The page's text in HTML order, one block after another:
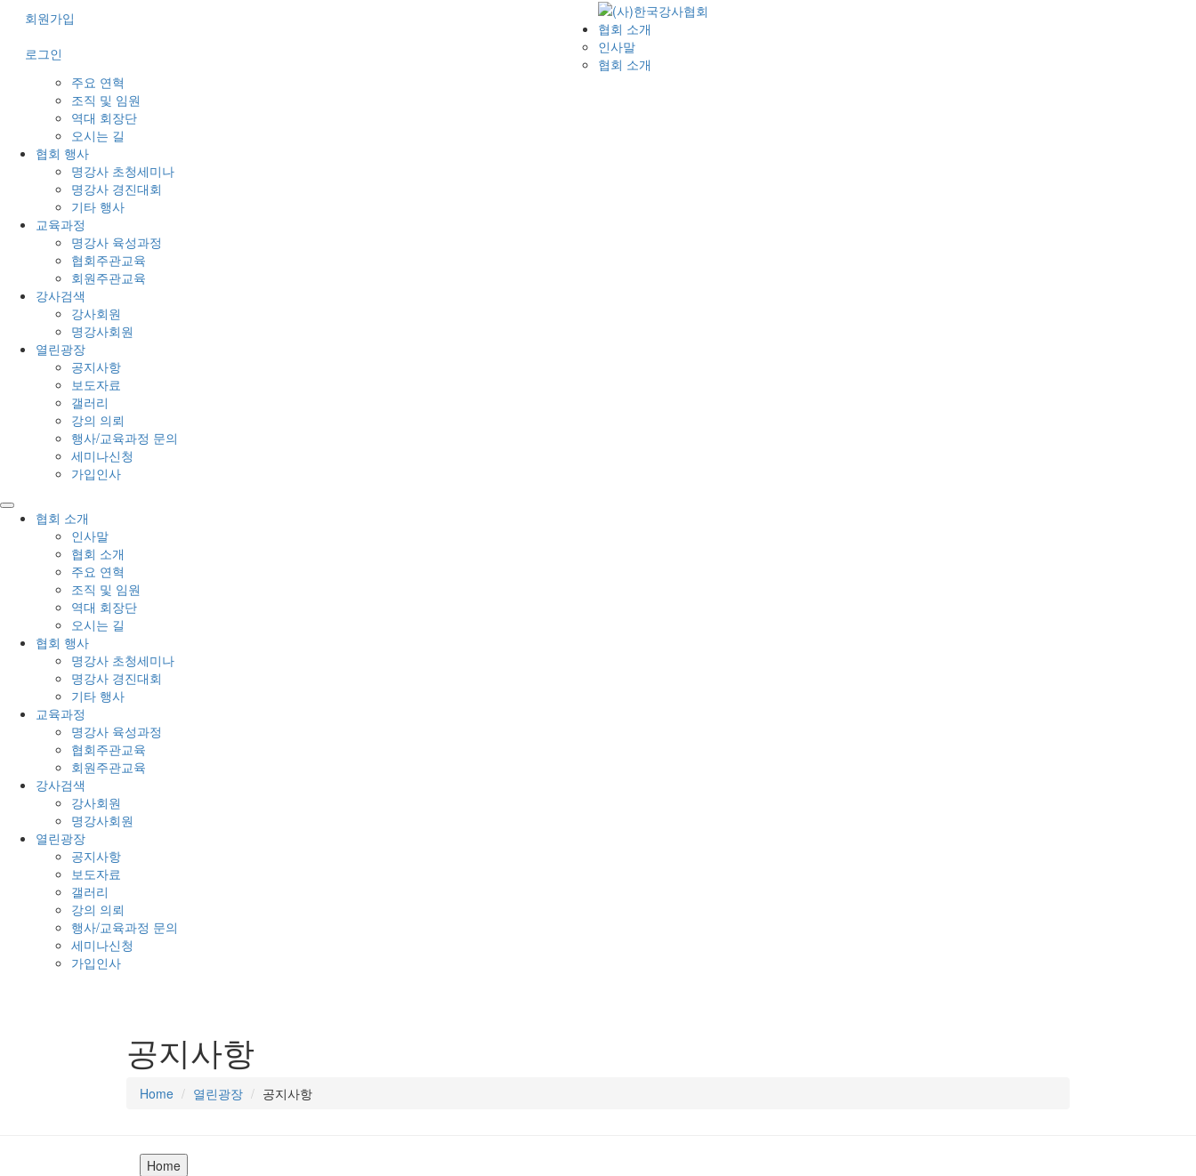
회원가입
로그인
협회 소개
인사말
협회 소개
주요 연혁
조직 및 임원
역대 회장단
오시는 길
협회 행사
명강사 초청세미나
명강사 경진대회
기타 행사
교육과정
명강사 육성과정
협회주관교육
회원주관교육
강사검색
강사회원
명강사회원
열린광장
공지사항
보도자료
갤러리
강의 의뢰
행사/교육과정 문의
세미나신청
가입인사
협회 소개
인사말
협회 소개
주요 연혁
조직 및 임원
역대 회장단
오시는 길
협회 행사
명강사 초청세미나
명강사 경진대회
기타 행사
교육과정
명강사 육성과정
협회주관교육
회원주관교육
강사검색
강사회원
명강사회원
열린광장
공지사항
보도자료
갤러리
강의 의뢰
행사/교육과정 문의
세미나신청
가입인사
공지사항
Home 열린광장 공지사항
Home